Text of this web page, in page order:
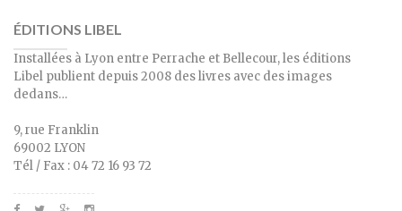
ÉDITIONS LIBEL
Installées à Lyon entre Perrache et Bellecour, les éditions
Libel publient depuis 2008 des livres avec des images
dedans…
9, rue Franklin
69002 LYON
Tél / Fax : 04 72 16 93 72